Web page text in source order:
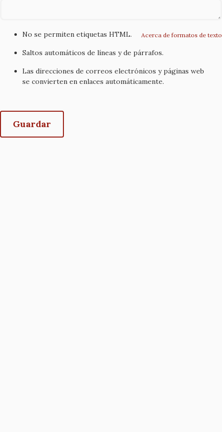
Acerca de formatos de texto
No se permiten etiquetas HTML.
Saltos automáticos de líneas y de párrafos.
Las direcciones de correos electrónicos y páginas web
se convierten en enlaces automáticamente.